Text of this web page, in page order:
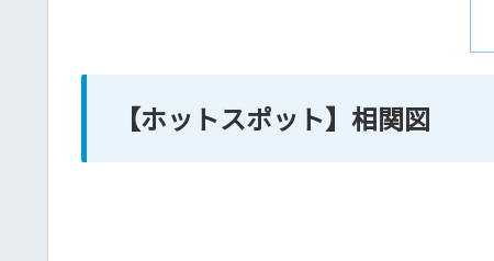
【ホットスポット】相関図